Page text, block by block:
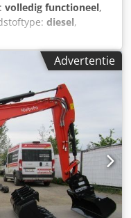
volledig functioneel,
diesel,
Staat:
Technische staat:
4 minigraafmachine - -
kg eigengewicht
- - 2 gebruikte
hydraulische
VERSTELBARE
- - 3-
(16 pk) - -
keuringsboekje - -
erkend deskundige
3e ventiel,
Advertentie